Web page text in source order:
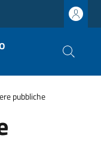
pubbliche